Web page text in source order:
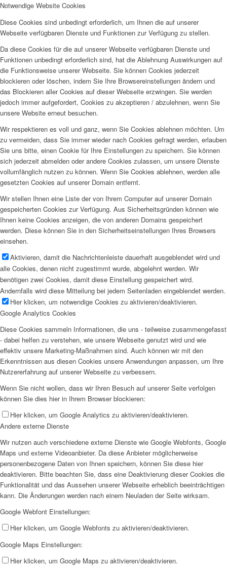
Notwendige Website Cookies
Diese Cookies sind unbedingt erforderlich, um Ihnen die auf unserer
Webseite verfügbaren Dienste und Funktionen zur Verfügung zu stellen.
Da diese Cookies für die auf unserer Webseite verfügbaren Dienste und
Funktionen unbedingt erforderlich sind, hat die Ablehnung Auswirkungen auf
die Funktionsweise unserer Webseite. Sie können Cookies jederzeit
blockieren oder löschen, indem Sie Ihre Browsereinstellungen ändern und
das Blockieren aller Cookies auf dieser Webseite erzwingen. Sie werden
jedoch immer aufgefordert, Cookies zu akzeptieren / abzulehnen, wenn Sie
unsere Website erneut besuchen.
Wir respektieren es voll und ganz, wenn Sie Cookies ablehnen möchten. Um
zu vermeiden, dass Sie immer wieder nach Cookies gefragt werden, erlauben
Sie uns bitte, einen Cookie für Ihre Einstellungen zu speichern. Sie können
sich jederzeit abmelden oder andere Cookies zulassen, um unsere Dienste
vollumfänglich nutzen zu können. Wenn Sie Cookies ablehnen, werden alle
gesetzten Cookies auf unserer Domain entfernt.
Wir stellen Ihnen eine Liste der von Ihrem Computer auf unserer Domain
gespeicherten Cookies zur Verfügung. Aus Sicherheitsgründen können wie
Ihnen keine Cookies anzeigen, die von anderen Domains gespeichert
werden. Diese können Sie in den Sicherheitseinstellungen Ihres Browsers
einsehen.
Aktivieren, damit die Nachrichtenleiste dauerhaft ausgeblendet wird und
alle Cookies, denen nicht zugestimmt wurde, abgelehnt werden. Wir
benötigen zwei Cookies, damit diese Einstellung gespeichert wird.
Andernfalls wird diese Mitteilung bei jedem Seitenladen eingeblendet werden.
Hier klicken, um notwendige Cookies zu aktivieren/deaktivieren.
Google Analytics Cookies
Diese Cookies sammeln Informationen, die uns - teilweise zusammengefasst
- dabei helfen zu verstehen, wie unsere Webseite genutzt wird und wie
effektiv unsere Marketing-Maßnahmen sind. Auch können wir mit den
Erkenntnissen aus diesen Cookies unsere Anwendungen anpassen, um Ihre
Nutzererfahrung auf unserer Webseite zu verbessern.
Wenn Sie nicht wollen, dass wir Ihren Besuch auf unserer Seite verfolgen
können Sie dies hier in Ihrem Browser blockieren:
Hier klicken, um Google Analytics zu aktivieren/deaktivieren.
Andere externe Dienste
Wir nutzen auch verschiedene externe Dienste wie Google Webfonts, Google
Maps und externe Videoanbieter. Da diese Anbieter möglicherweise
personenbezogene Daten von Ihnen speichern, können Sie diese hier
deaktivieren. Bitte beachten Sie, dass eine Deaktivierung dieser Cookies die
Funktionalität und das Aussehen unserer Webseite erheblich beeinträchtigen
kann. Die Änderungen werden nach einem Neuladen der Seite wirksam.
Google Webfont Einstellungen:
Hier klicken, um Google Webfonts zu aktivieren/deaktivieren.
Google Maps Einstellungen:
Hier klicken, um Google Maps zu aktivieren/deaktivieren.